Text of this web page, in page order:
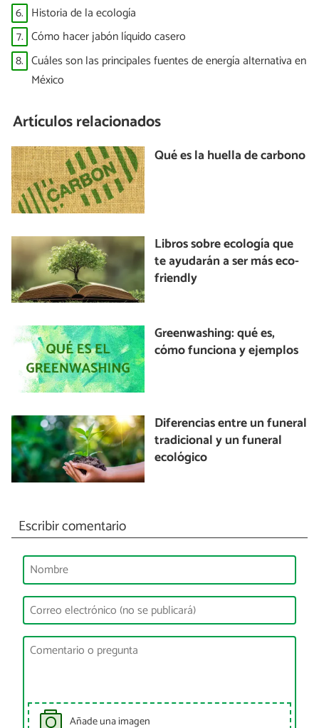
6. Historia de la ecología
7. Cómo hacer jabón líquido casero
8. Cuáles son las principales fuentes de energía alternativa en
México
Artículos relacionados
Qué es la huella de carbono
Libros sobre ecología que
te ayudarán a ser más eco-
friendly
Greenwashing: qué es,
cómo funciona y ejemplos
Diferencias entre un funeral
tradicional y un funeral
ecológico
Escribir comentario
Añade una imagen